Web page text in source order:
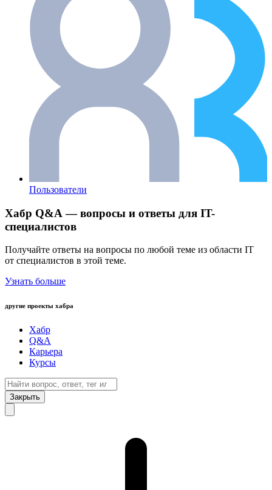
Пользователи
Хабр Q&A — вопросы и ответы для IT-
специалистов
Получайте ответы на вопросы по любой теме из области IT
от специалистов в этой теме.
Узнать больше
другие проекты хабра
Хабр
Q&A
Карьера
Курсы
Закрыть